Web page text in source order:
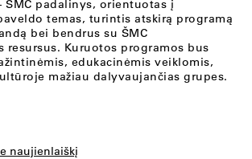
ŠMC padalinys, orientuotas į
temas, turintis atskirą programą
bei bendrus su ŠMC
resursus. Kuruotos programos bus
edukacinėmis veiklomis,
mažiau dalyvaujančias grupes.
naujienlaiškį